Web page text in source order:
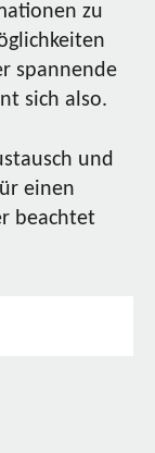
zu
spannende
sich also.
und
einen
beachtet